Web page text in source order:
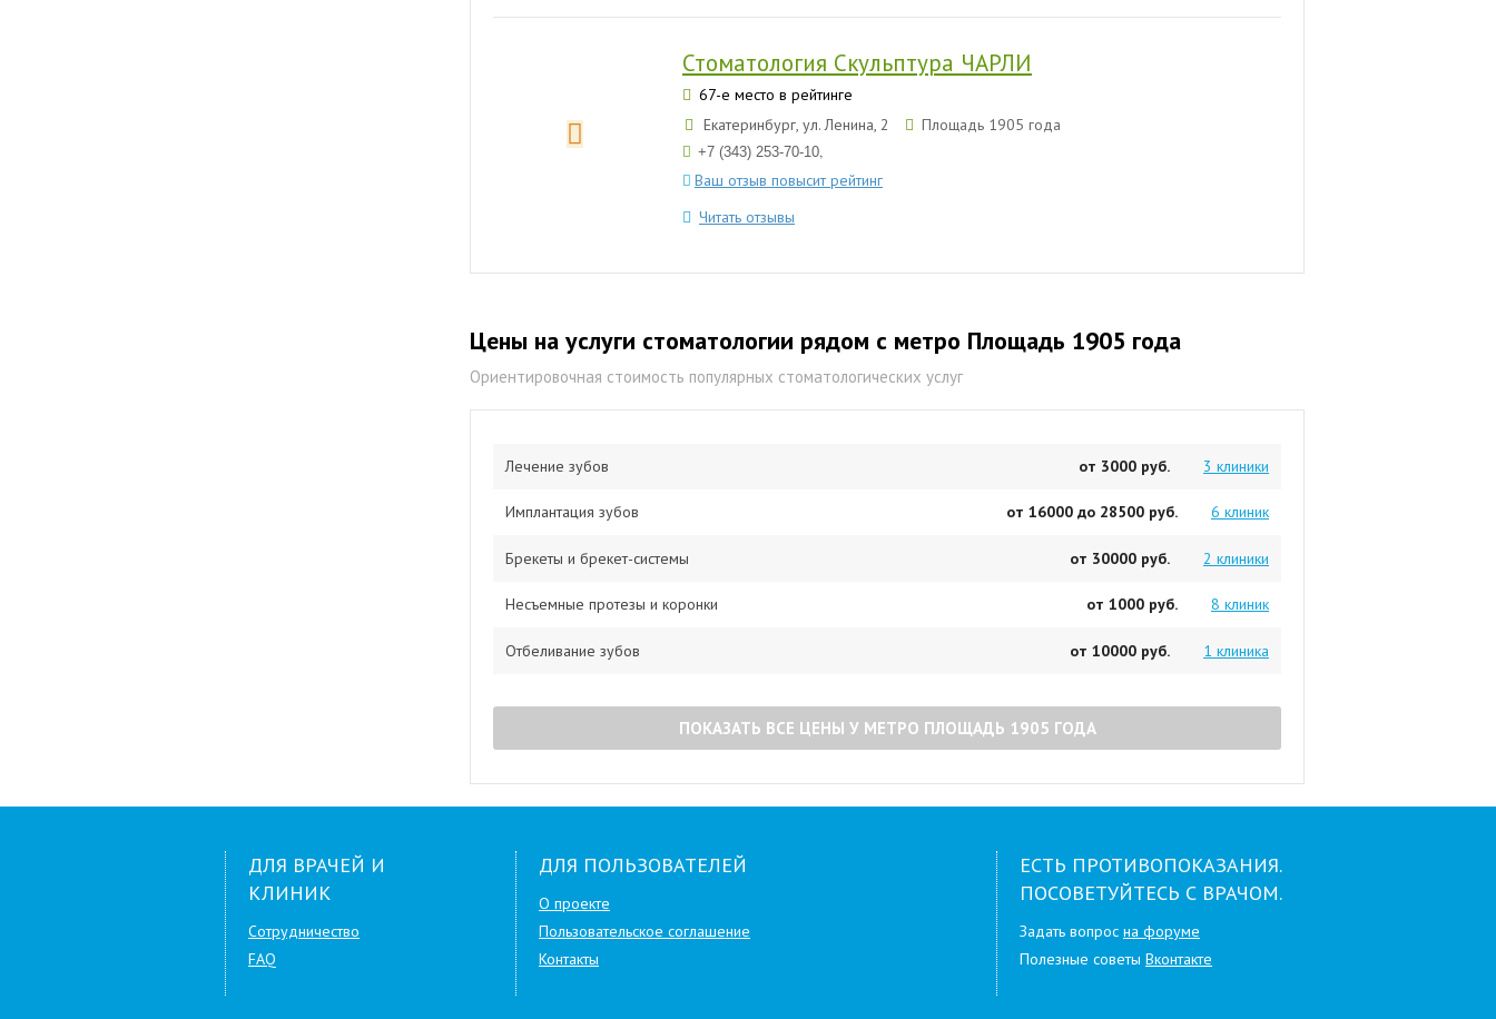
Стоматология Скульптура ЧАРЛИ
67-е место в рейтинге
Екатеринбург, ул. Ленина, 2
Площадь 1905 года
+7 (343) 253-70-10,
Ваш отзыв повысит рейтинг
Читать отзывы
Цены на услуги стоматологии рядом с метро Площадь 1905 года
Ориентировочная стоимость популярных стоматологических услуг
Лечение зубов 3 клиники
от 3000 руб.
Имплантация зубов 6 клиник
от 16000 до 28500 руб.
Брекеты и брекет-системы 2 клиники
от 30000 руб.
Несъемные протезы и коронки 8 клиник
от 1000 руб.
Отбеливание зубов 1 клиника
от 10000 руб.
ПОКАЗАТЬ ВСЕ ЦЕНЫ У МЕТРО ПЛОЩАДЬ 1905 ГОДА
ДЛЯ ВРАЧЕЙ И
КЛИНИК
Сотрудничество
FAQ
ДЛЯ ПОЛЬЗОВАТЕЛЕЙ
О проекте
Пользовательское соглашение
Контакты
ЕСТЬ ПРОТИВОПОКАЗАНИЯ.
ПОСОВЕТУЙТЕСЬ С ВРАЧОМ.
Задать вопрос на форуме
Полезные советы Вконтакте